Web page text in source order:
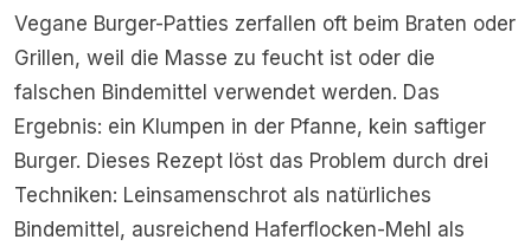
Vegane Burger-Patties zerfallen oft beim Braten oder
Grillen, weil die Masse zu feucht ist oder die
falschen Bindemittel verwendet werden. Das
Ergebnis: ein Klumpen in der Pfanne, kein saftiger
Burger. Dieses Rezept löst das Problem durch drei
Techniken: Leinsamenschrot als natürliches
Bindemittel, ausreichend Haferflocken-Mehl als